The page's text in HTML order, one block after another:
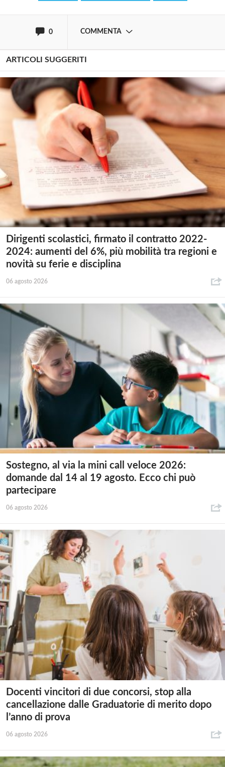
0 COMMENTA
ARTICOLI SUGGERITI
Dirigenti scolastici, firmato il contratto 2022-
2024: aumenti del 6%, più mobilità tra regioni e
novità su ferie e disciplina
06 agosto 2026
Sostegno, al via la mini call veloce 2026:
domande dal 14 al 19 agosto. Ecco chi può
partecipare
06 agosto 2026
Docenti vincitori di due concorsi, stop alla
cancellazione dalle Graduatorie di merito dopo
l’anno di prova
06 agosto 2026